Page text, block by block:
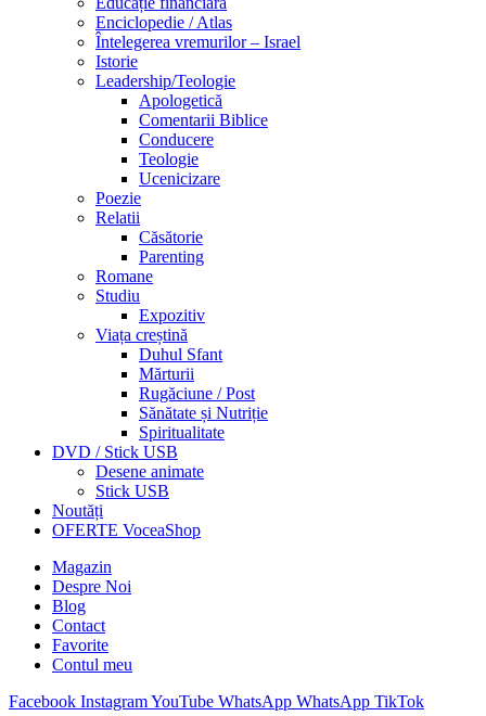
Enciclopedie / Atlas
Întelegerea vremurilor – Israel
Istorie
Leadership/Teologie
Apologetică
Comentarii Biblice
Conducere
Teologie
Ucenicizare
Poezie
Relatii
Căsătorie
Parenting
Romane
Studiu
Expozitiv
Viața creștină
Duhul Sfant
Mărturii
Rugăciune / Post
Sănătate și Nutriție
Spiritualitate
DVD / Stick USB
Desene animate
Stick USB
Noutăți
OFERTE VoceaShop
Magazin
Despre Noi
Blog
Contact
Favorite
Contul meu
Facebook InstagramYouTube WhatsApp WhatsApp TikTok